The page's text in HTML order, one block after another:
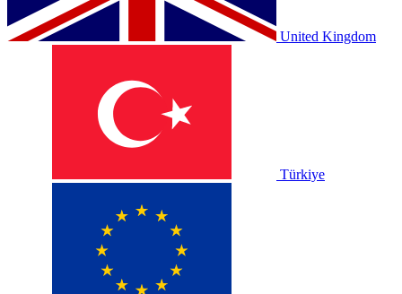
United Kingdom
Türkiye